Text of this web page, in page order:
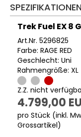
SPEZIFIKATIONEN
Trek Fuel EX 8
Art.Nr. 5296825
Farbe: RAGE RED
Geschlecht: Uni
Rahmengröße: XL
Z.Z. nicht
4.799,00
pro Stück (inkl.
Grossartikel)